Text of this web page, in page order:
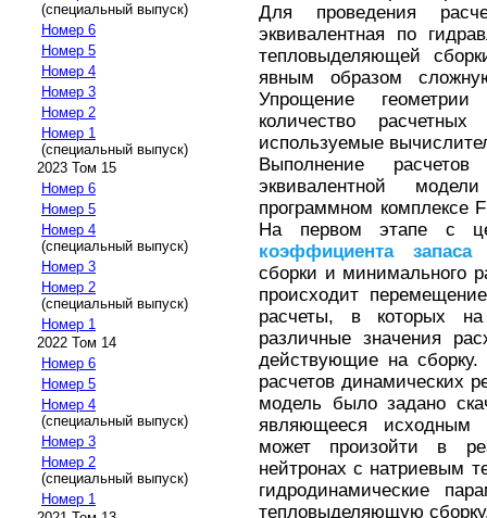
(специальный выпуск)
Номер 6
Номер 5
Номер 4
Номер 3
Номер 2
Номер 1
(специальный выпуск)
2023 Том 15
Номер 6
Номер 5
Номер 4
(специальный выпуск)
Номер 3
Номер 2
(специальный выпуск)
Номер 1
2022 Том 14
Номер 6
Номер 5
Номер 4
(специальный выпуск)
Номер 3
Номер 2
(специальный выпуск)
Номер 1
Для проведения
эквивалентная по
тепловыделяющей
явным образом
Упрощение
количество
используемые
Выполнение расчетов
эквивалентной
программном комплексе
На первом этапе с
коэффициента
запаса
сборки и минимального
происходит
расчеты, в которых
различные значения
действующие на
расчетов динамических
модель было задано
являющееся исходным
может произойти в
нейтронах с натриевым
гидродинамические
тепловыделяющую